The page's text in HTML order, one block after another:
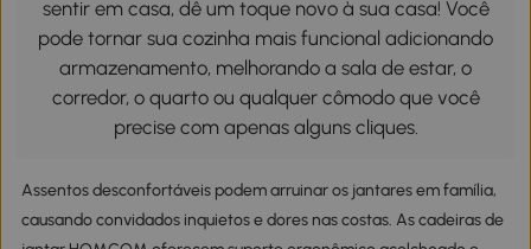
sentir em casa, dê um toque novo à sua casa! Você
pode tornar sua cozinha mais funcional adicionando
armazenamento, melhorando a sala de estar, o
corredor, o quarto ou qualquer cômodo que você
precise com apenas alguns cliques.
Assentos desconfortáveis podem arruinar os jantares em família,
causando convidados inquietos e dores nas costas. As cadeiras de